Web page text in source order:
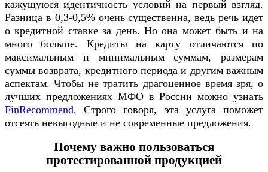
кажущуюся идентичность условий на первый взгляд.
Разница в 0,3-0,5% очень существенна, ведь речь идет
о кредитной ставке за день. Но она может быть и на
много больше. Кредиты на карту отличаются по
максимальным и минимальным суммам, размерам
суммы возврата, кредитного периода и другим важным
аспектам. Чтобы не тратить драгоценное время зря, о
лучших предложениях МФО в России можно узнать
FinRecommend. Строго говоря, эта услуга поможет
отсеять невыгодные и не современные предложения.
Почему важно пользоваться
протестированной продукцией